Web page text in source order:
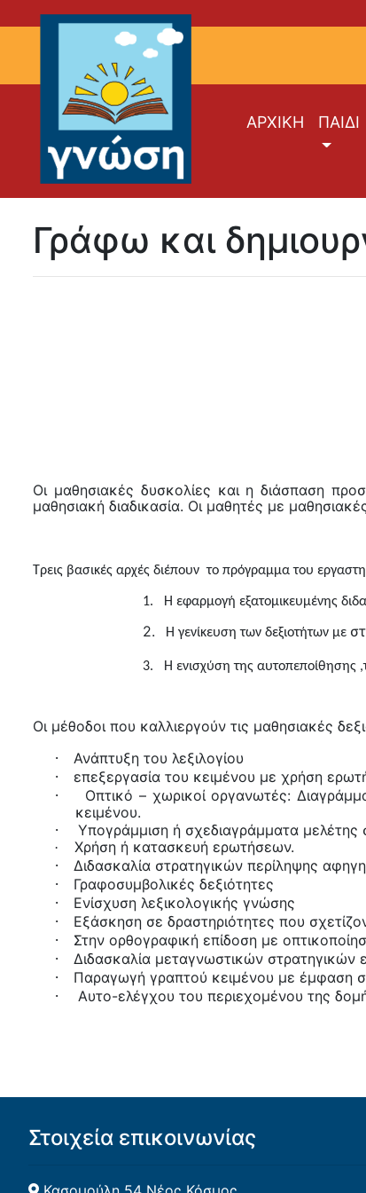
ΑΡΧΙΚΗ ΠΑΙΔΙ
Γράφω και
Οι μαθησιακές δυσκολίες και η διάσπαση
μαθησιακή διαδικασία. Οι μαθητές με
Τρεις βασικές αρχές διέπουν το πρόγραμμα του
1. Η εφαρμογή εξατομικευμένης
2. Η γενίκευση των δεξιοτήτων με
3. Η ενισχύση της αυτοπεποίθησης
Οι μέθοδοι που καλλιεργούν τις μαθησιακές
· Ανάπτυξη του λεξιλογίου
· επεξεργασία του κειμένου με χρήση
·
Οπτικό – χωρικοί οργανωτές:
κειμένου.
· Υπογράμμιση ή σχεδιαγράμματα
· Χρήση ή κατασκευή ερωτήσεων.
· Διδασκαλία στρατηγικών περίληψης
· Γραφοσυμβολικές δεξιότητες
· Ενίσχυση λεξικολογικής γνώσης
· Εξάσκηση σε δραστηριότητες που
· Στην ορθογραφική επίδοση με
· Διδασκαλία μεταγνωστικών στρατηγικών
· Παραγωγή γραπτού κειμένου με έμφαση
· Αυτο-ελέγχου του περιεχομένου της
Στοιχεία επικοινωνίας